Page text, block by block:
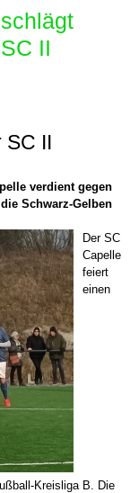
II
SC II
verdient gegen
Schwarz-Gelben
Der SC
Capelle
feiert
einen
Kreisliga B. Die